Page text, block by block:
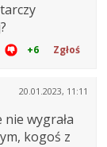
+6 Zgłoś
20.01.2023, 11:11
wygrała
kogoś z